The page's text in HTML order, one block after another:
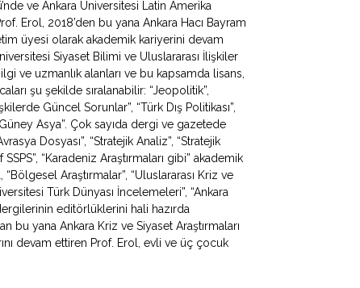
ve Ankara Üniversitesi Latin Amerika
Erol, 2018’den bu yana Ankara Hacı Bayram
üyesi olarak akademik kariyerini devam
Siyaset Bilimi ve Uluslararası İlişkiler
ve uzmanlık alanları ve bu kapsamda lisans,
şu şekilde sıralanabilir: “Jeopolitik”,
Güncel Sorunlar”, “Türk Dış Politikası”,
Güney Asya”. Çok sayıda dergi ve gazetede
Dosyası”, “Stratejik Analiz”, “Stratejik
“Karadeniz Araştırmaları gibi” akademik
Araştırmalar”, “Uluslararası Kriz ve
Türk Dünyası İncelemeleri”, “Ankara
editörlüklerini hali hazırda
bu yana Ankara Kriz ve Siyaset Araştırmaları
devam ettiren Prof. Erol, evli ve üç çocuk